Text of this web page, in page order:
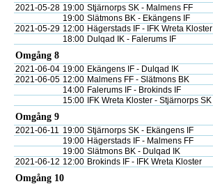
2021-05-28 19:00 Stjärnorps SK - Malmens FF
19:00 Slätmons BK - Ekängens IF
2021-05-29 12:00 Hägerstads IF - IFK Wreta Kloster
18:00 Dulqad IK - Falerums IF
Omgång 8
2021-06-04 19:00 Ekängens IF - Dulqad IK
2021-06-05 12:00 Malmens FF - Slätmons BK
14:00 Falerums IF - Brokinds IF
15:00
IFK Wreta Kloster - Stjärnorps SK
Omgång 9
2021-06-11 19:00 Stjärnorps SK - Ekängens IF
19:00 Hägerstads IF - Malmens FF
19:00 Slätmons BK - Dulqad IK
2021-06-12 12:00 Brokinds IF - IFK Wreta Kloster
Omgång 10